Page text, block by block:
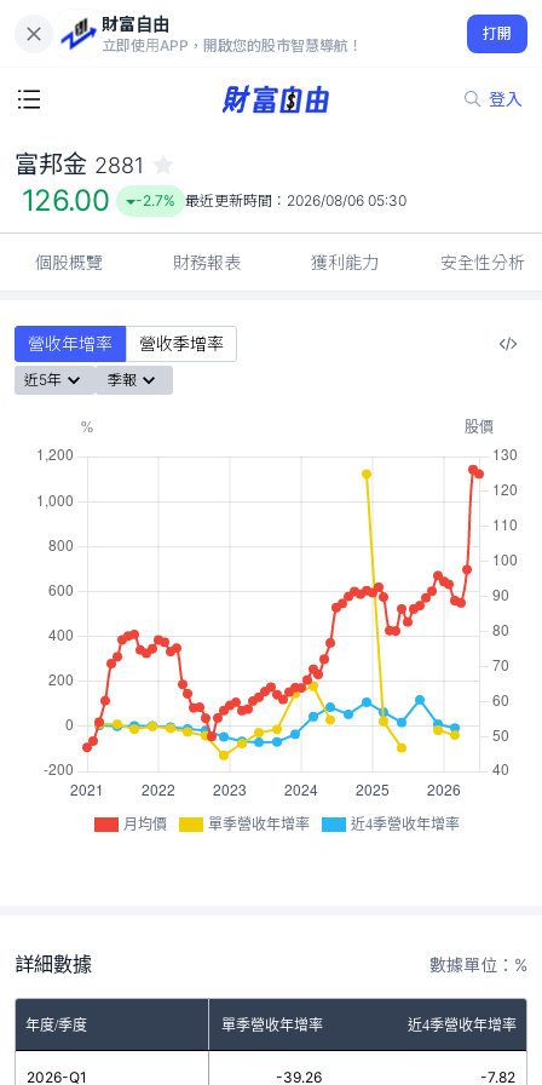
財富自由
立即使用APP，開啟您的股市智慧導航！
打開
登入
126.00
-2.7%
富邦金 2881
126.00 -2.7% 最近更新時間： 2026/08/06 05:30
個股概覽 財務報表 獲利能力 安全性分析
營收年增率 營收季增率
近5年 季報
月均價 單季營收年增率 近4季營收年增率
詳細數據 數據單位：%
年度/季度 單季營收年增率 近4季營收年增率
2026-Q1 -39.26 -7.82